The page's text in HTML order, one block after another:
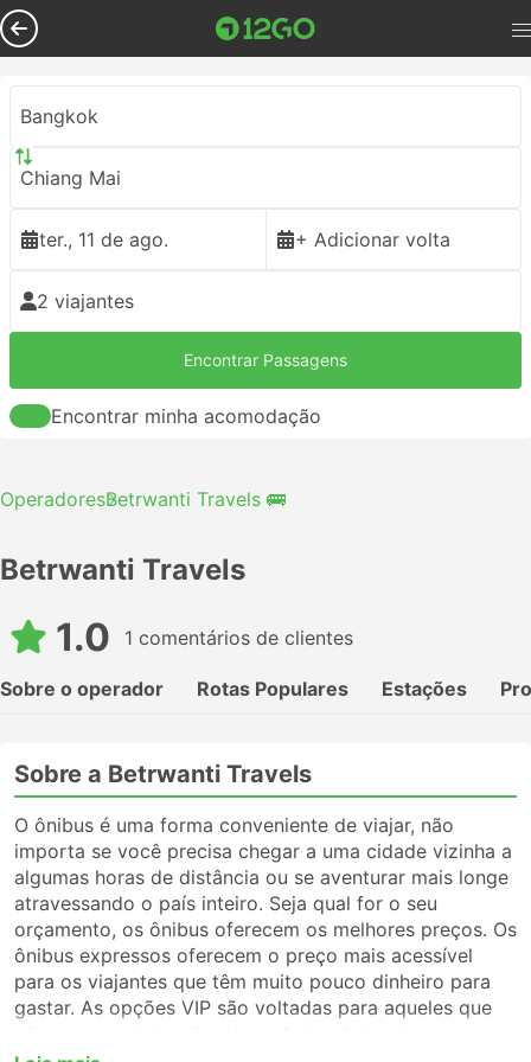
Bangkok
Chiang Mai
ter., 11 de ago. + Adicionar volta
2 viajantes
Encontrar Passagens
Encontrar minha acomodação
OperadoresBetrwanti Travels 🚌
Betrwanti Travels
1.0 1 comentários de clientes
Sobre o operador Rotas Populares Estações
Sobre a Betrwanti Travels
O ônibus é uma forma conveniente de viajar, não
importa se você precisa chegar a uma cidade vizinha a
algumas horas de distância ou se aventurar mais longe
atravessando o país inteiro. Seja qual for o seu
orçamento, os ônibus oferecem os melhores preços. Os
ônibus expressos oferecem o preço mais acessível
para os viajantes que têm muito pouco dinheiro para
gastar. As opções VIP são voltadas para aqueles que